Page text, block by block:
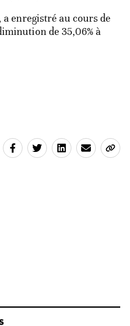
enregistré au cours de
de 35,06% à